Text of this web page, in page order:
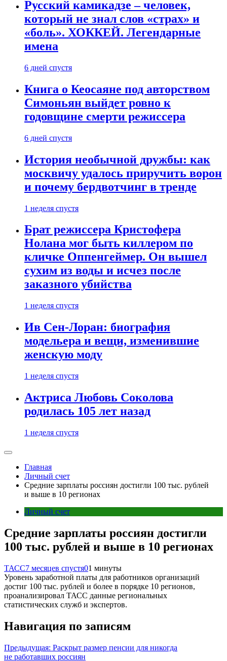
Русский камикадзе – человек,
который не знал слов «страх» и
«боль». ХОККЕЙ. Легендарные
имена
6 дней спустя
Книга о Кеосаяне под авторством
Симоньян выйдет ровно к
годовщине смерти режиссера
6 дней спустя
История необычной дружбы: как
москвичу удалось приручить ворон
и почему бердвотчинг в тренде
1 неделя спустя
Брат режиссера Кристофера
Нолана мог быть киллером по
кличке Оппенгеймер. Он вышел
сухим из воды и исчез после
заказного убийства
1 неделя спустя
Ив Сен-Лоран: биография
модельера и вещи, изменившие
женскую моду
1 неделя спустя
Актриса Любовь Соколова
родилась 105 лет назад
1 неделя спустя
Главная
Личный счет
Средние зарплаты россиян достигли 100 тыс. рублей
и выше в 10 регионах
Личный счет
Средние зарплаты россиян достигли
100 тыс. рублей и выше в 10 регионах
ТАСС7 месяцев спустя01 минуты
Уровень заработной платы для работников организаций
достиг 100 тыс. рублей и более в порядке 10 регионов,
проанализировал ТАСС данные региональных
статистических служб и экспертов.
Навигация по записям
Предыдущая: Раскрыт размер пенсии для никогда
не работавших россиян